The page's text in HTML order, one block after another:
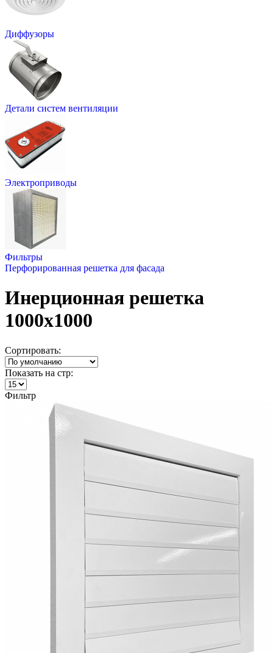
Диффузоры
Детали систем вентиляции
Электроприводы
Фильтры
Перфорированная решетка для фасада
Инерционная решетка
1000х1000
Сортировать:
Показать на стр:
Фильтр